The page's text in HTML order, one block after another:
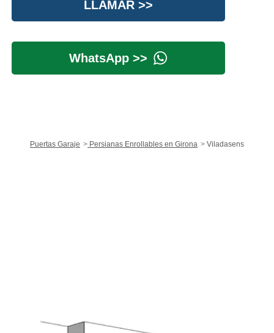
LLAMAR >>
WhatsApp >>
Puertas Garaje Persianas Enrollables en Girona Viladasens